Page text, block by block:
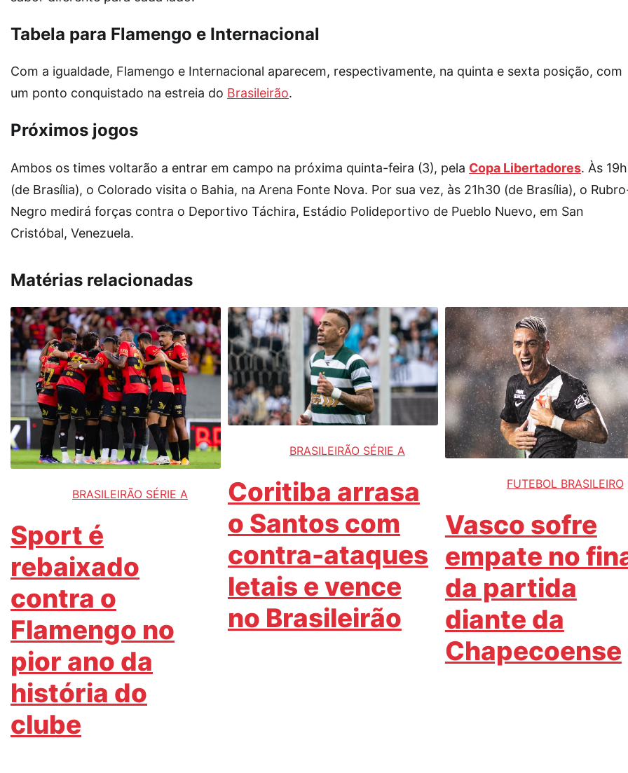
Tabela para Flamengo e Internacional
Com a igualdade, Flamengo e Internacional aparecem, respectivamente, na quinta e sexta posição, com
um ponto conquistado na estreia do Brasileirão.
Próximos jogos
Ambos os times voltarão a entrar em campo na próxima quinta-feira (3), pela Copa Libertadores. Às 19h
(de Brasília), o Colorado visita o Bahia, na Arena Fonte Nova. Por sua vez, às 21h30 (de Brasília), o
Negro medirá forças contra o Deportivo Táchira, Estádio Polideportivo de Pueblo Nuevo, em San
Cristóbal, Venezuela.
Matérias relacionadas
BRASILEIRÃO SÉRIE A
Sport é
rebaixado
contra o
Flamengo no
pior ano da
história do
clube
BRASILEIRÃO SÉRIE A
Coritiba arrasa
o Santos com
contra-ataques
letais e vence
no Brasileirão
FUTEBOL BRASILEIRO
Vasco sofre
empate no
da partida
diante da
Chapecoense